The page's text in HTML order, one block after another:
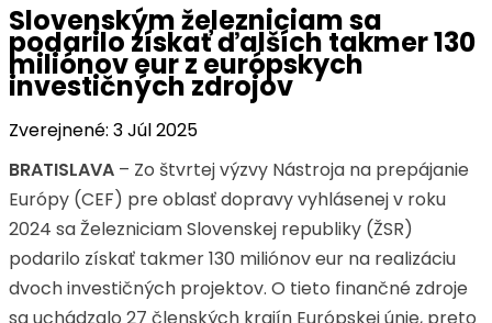
Slovenským železniciam sa
podarilo získať ďalších takmer 130
miliónov eur z európskych
investičných zdrojov
Zverejnené: 3 Júl 2025
BRATISLAVA – Zo štvrtej výzvy Nástroja na prepájanie
Európy (CEF) pre oblasť dopravy vyhlásenej v roku
2024 sa Železniciam Slovenskej republiky (ŽSR)
podarilo získať takmer 130 miliónov eur na realizáciu
dvoch investičných projektov. O tieto finančné zdroje
sa uchádzalo 27 členských krajín Európskej únie, preto